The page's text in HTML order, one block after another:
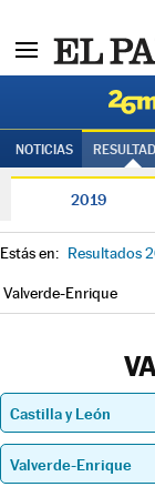
NOTICIAS
2019
Estás en: Resultados
Valverde-Enrique